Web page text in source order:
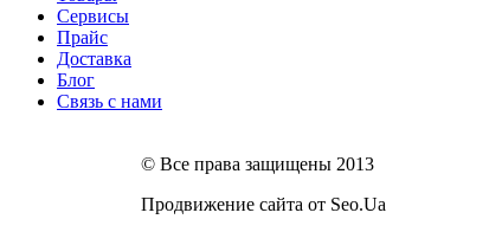
Сервисы
Прайс
Доставка
Блог
Связь с нами
© Все права защищены 2013
Продвижение сайта от Seo.Ua